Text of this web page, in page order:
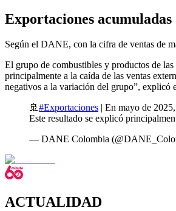
Exportaciones acumuladas
Según el DANE, con la cifra de ventas de
El grupo de combustibles y productos de
principalmente a la caída de las ventas
negativos a la variación del grupo”, explicó
🚢#Exportaciones | En mayo de
Este resultado se explicó
— DANE Colombia
ACTUALIDAD